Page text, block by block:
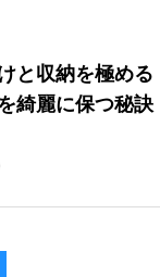
と収納を極める
綺麗に保つ秘訣